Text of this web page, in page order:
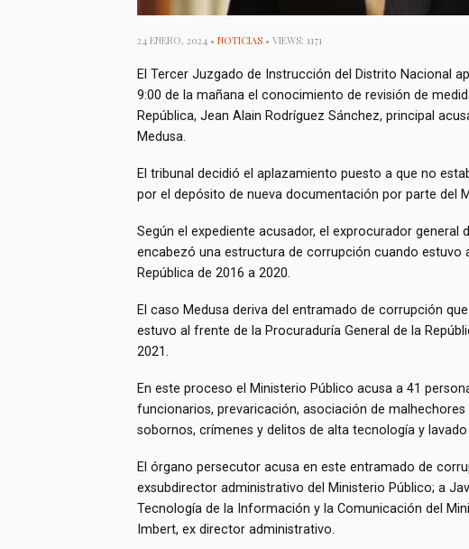
24 ENERO, 2024 • NOTICIAS • VIEWS: 1171
El Tercer Juzgado de Instrucción del Distrito Nacional
9:00 de la mañana el conocimiento de revisión de
República, Jean Alain Rodríguez Sánchez, principal
Medusa.
El tribunal decidió el aplazamiento puesto a que no
por el depósito de nueva documentación por parte del
Según el expediente acusador, el exprocurador general
encabezó una estructura de corrupción cuando estuvo
República de 2016 a 2020.
El caso Medusa deriva del entramado de corrupción
estuvo al frente de la Procuraduría General de la
2021.
En este proceso el Ministerio Público acusa a 41
funcionarios, prevaricación, asociación de
sobornos, crímenes y delitos de alta tecnología y lavado
El órgano persecutor acusa en este entramado de
exsubdirector administrativo del Ministerio Público; a
Tecnología de la Información y la Comunicación del
Imbert, ex director administrativo.